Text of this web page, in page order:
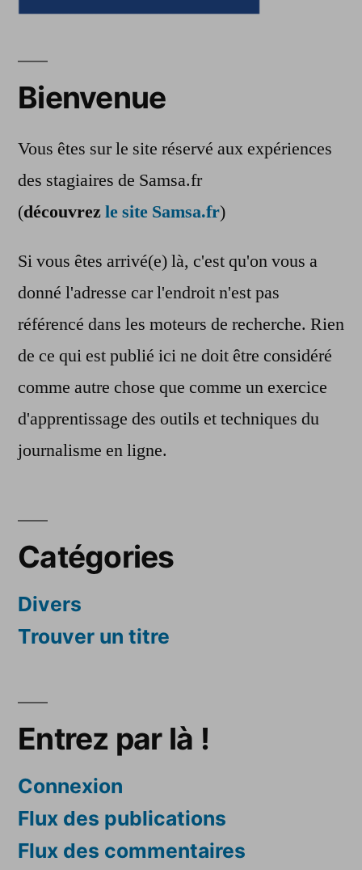
Bienvenue
Vous êtes sur le site réservé aux expériences
des stagiaires de Samsa.fr
(découvrezle site Samsa.fr)
Si vous êtes arrivé(e) là, c'est qu'on vous a
donné l'adresse car l'endroit n'est pas
référencé dans les moteurs de recherche. Rien
de ce qui est publié ici ne doit être considéré
comme autre chose que comme un exercice
d'apprentissage des outils et techniques du
journalisme en ligne.
Catégories
Divers
Trouver un titre
Entrez par là !
Connexion
Flux des publications
Flux des commentaires